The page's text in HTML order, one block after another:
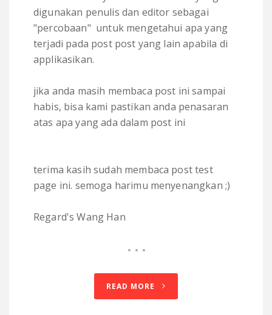
digunakan penulis dan editor sebagai
"percobaan" untuk mengetahui apa yang
terjadi pada post post yang lain apabila di
applikasikan.
jika anda masih membaca post ini sampai
habis, bisa kami pastikan anda penasaran
atas apa yang ada dalam post ini
terima kasih sudah membaca post test
page ini. semoga harimu menyenangkan ;)
Regard's Wang Han
READ MORE